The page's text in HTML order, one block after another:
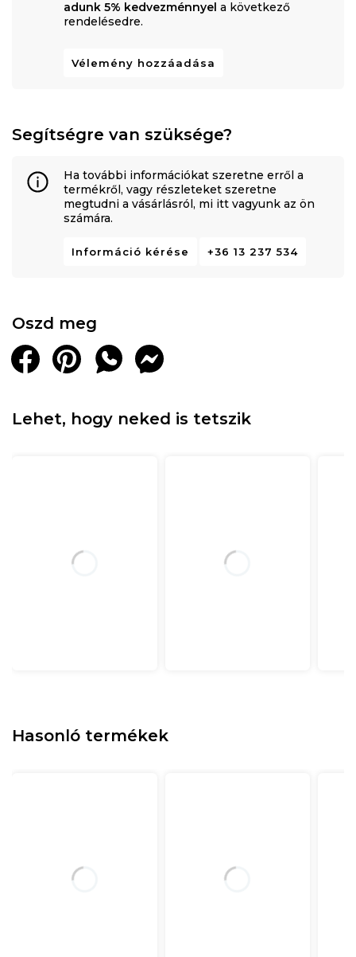
adunk 5% kedvezménnyel a következő
rendelésedre.
Vélemény hozzáadása
Segítségre van szüksége?
Ha további információkat szeretne erről a
termékről, vagy részleteket szeretne
megtudni a vásárlásról, mi itt vagyunk az ön
számára.
Információ kérése +36 13 237 534
Oszd meg
Lehet, hogy neked is tetszik
Hasonló termékek